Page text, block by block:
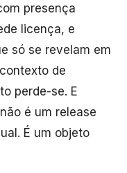
presença
licença, e
só se revelam em
de
perde-se. E
é um release
É um objeto